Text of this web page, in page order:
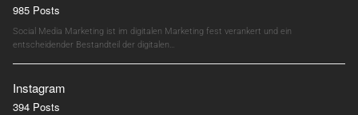
985 Posts
Social Media Marketing ist im digitalen Marketing fest verankert und ein
entscheidender Bestandteil der digitalen…
Instagram
394 Posts